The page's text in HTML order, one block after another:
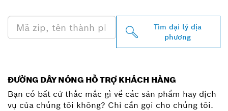
Tìm đại lý địa
phương
ĐƯỜNG DÂY NÓNG HỖ TRỢ KHÁCH HÀNG
Bạn có bất cứ thắc mắc gì về các sản phẩm hay dịch
vụ của chúng tôi không? Chỉ cần gọi cho chúng tôi.